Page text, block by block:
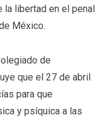
la libertad en el penal
México.
de
que el 27 de abril
para que
y psíquica a las